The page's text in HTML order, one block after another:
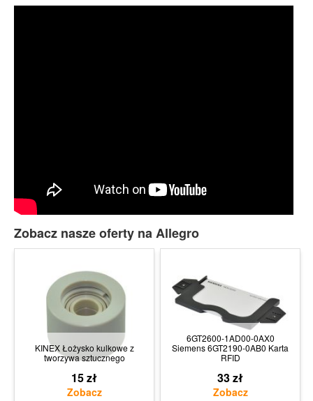
Zobacz nasze oferty na Allegro
KINEX Łożysko kulkowe z
tworzywa sztucznego
15 zł
6GT2600-1AD00-0AX0
Siemens 6GT2190-0AB0 Karta
RFID
33 zł